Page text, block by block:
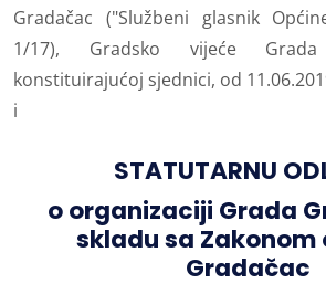
Gradačac ("Službeni glasnik
1/17), Gradsko vijeće
konstituirajućoj sjednici, od
i
STATUTARNU
o organizaciji Grada
skladu sa Zakonom
Gradačac